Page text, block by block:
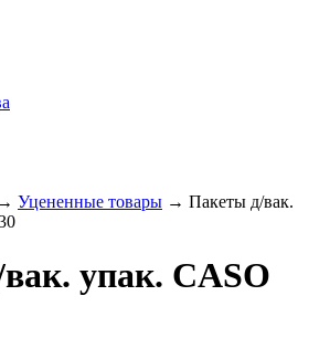
→ Уцененные товары → Пакеты д/вак.
упак. CASO